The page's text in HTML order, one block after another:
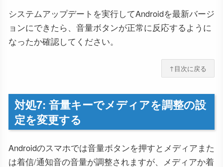
システムアップデートを実行してAndroidを最新バージ
ョンにできたら、音量ボタンが正常に反応するように
なったか確認してください。
↑目次に戻る
対処7: 音量キーでメディアを調整の設
定を変更する
Androidのスマホでは音量ボタンを押すとメディアまた
は着信/通知音の音量が調整されますが、メディアか着